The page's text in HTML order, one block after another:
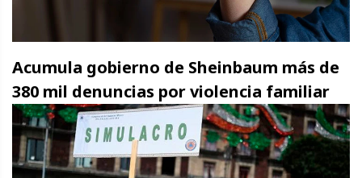
Acumula gobierno de Sheinbaum más de
380 mil denuncias por violencia familiar